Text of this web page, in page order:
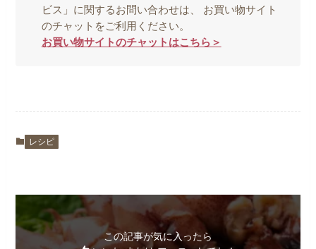
ビス」に関するお問い合わせは、 お買い物サイト
のチャットをご利用ください。
お買い物サイトのチャットはこちら＞
レシピ
この記事が気に入ったら